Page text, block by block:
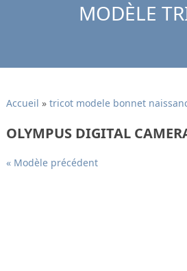
MODÈLE
Accueil » tricot modele bonnet
OLYMPUS DIGITAL
« Modèle précédent